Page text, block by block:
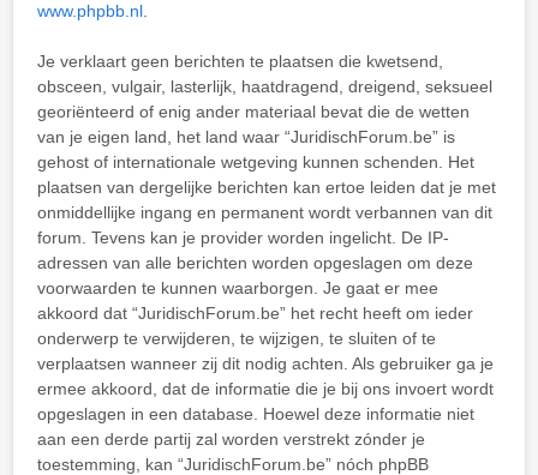
www.phpbb.nl
Je verklaart geen berichten te plaatsen die kwetsend,
obsceen, vulgair, lasterlijk, haatdragend, dreigend, seksueel
georiënteerd of enig ander materiaal bevat die de wetten
van je eigen land, het land waar “JuridischForum.be” is
gehost of internationale wetgeving kunnen schenden. Het
plaatsen van dergelijke berichten kan ertoe leiden dat je met
onmiddellijke ingang en permanent wordt verbannen van dit
forum. Tevens kan je provider worden ingelicht. De IP-
adressen van alle berichten worden opgeslagen om deze
voorwaarden te kunnen waarborgen. Je gaat er mee
akkoord dat “JuridischForum.be” het recht heeft om ieder
onderwerp te verwijderen, te wijzigen, te sluiten of te
verplaatsen wanneer zij dit nodig achten. Als gebruiker ga je
ermee akkoord, dat de informatie die je bij ons invoert wordt
opgeslagen in een database. Hoewel deze informatie niet
aan een derde partij zal worden verstrekt zónder je
toestemming, kan “JuridischForum.be” nóch phpBB